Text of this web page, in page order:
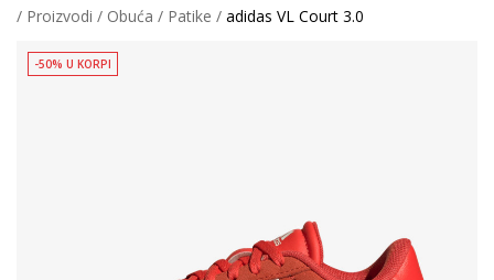
Proizvodi
Obuća Patike adidas VL Court 3.0
-50% U KORPI